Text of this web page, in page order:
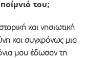
του;
και νησιωτική
και συγχρόνως μια
μου έδωσαν τη